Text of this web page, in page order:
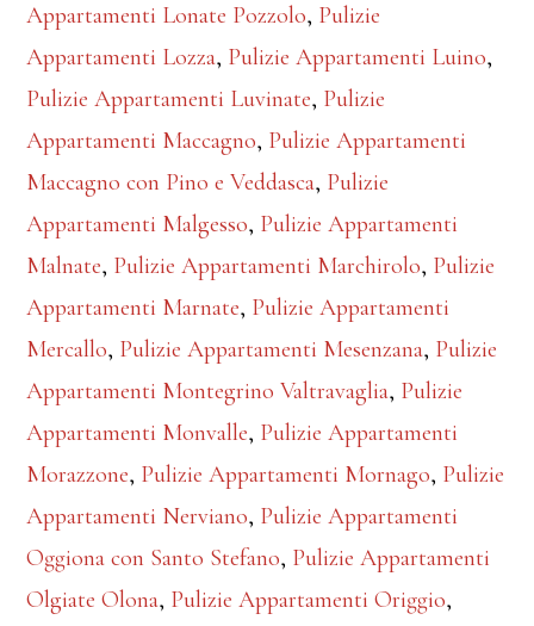
Appartamenti Lonate Pozzolo, Pulizie
Appartamenti Lozza, Pulizie Appartamenti Luino,
Pulizie Appartamenti Luvinate, Pulizie
Appartamenti Maccagno, Pulizie Appartamenti
Maccagno con Pino e Veddasca, Pulizie
Appartamenti Malgesso, Pulizie Appartamenti
Malnate, Pulizie Appartamenti Marchirolo, Pulizie
Appartamenti Marnate, Pulizie Appartamenti
Mercallo, Pulizie Appartamenti Mesenzana, Pulizie
Appartamenti Montegrino Valtravaglia, Pulizie
Appartamenti Monvalle, Pulizie Appartamenti
Morazzone, Pulizie Appartamenti Mornago, Pulizie
Appartamenti Nerviano, Pulizie Appartamenti
Oggiona con Santo Stefano, Pulizie Appartamenti
Olgiate Olona, Pulizie Appartamenti Origgio,